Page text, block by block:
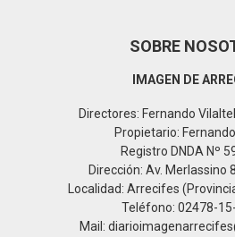
SOBRE
IMAGEN DE
Directores: Fernando
Propietario:
Registro DNDA Nº
Dirección: Av. Merlassino
Localidad: Arrecifes
Teléfono: 02478-
Mail: